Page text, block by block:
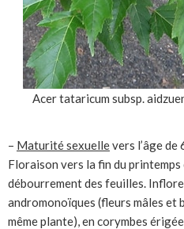
Acer tataricum subsp.
– Maturité sexuellevers l’âge de
Floraison vers la fin du
débourrement des feuilles.
andromonoïques (fleurs mâles et
même plante), en corymbes